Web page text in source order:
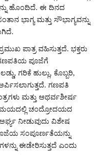
ಹೊಂದಿದೆ. ಈ ದಿನದ
ಭಾಗ್ಯ ಮತ್ತು ಸೌಭಾಗ್ಯವನ್ನು
ಪಾತ್ರ ವಹಿಸುತ್ತದೆ. ಭಕ್ತರು
ಗಣಪತಿಯ ಪೂಜೆಗೆ
ಗರಿಕೆ ಹುಲ್ಲು, ಕೊಬ್ಬರಿ,
ಗಣಪತಿ
ಮತ್ತು ಅಥರ್ವಶೀರ್ಷ
ಚಂದ್ರೋದಯದ
ನೀಡುವುದು ವಿಶೇಷ
ಸಂಪೂರ್ಣತೆಯನ್ನು
ಈಡೇರಿಸುತ್ತದೆ ಎಂದು